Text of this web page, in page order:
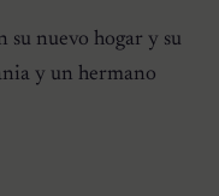
su nuevo hogar y su
y un hermano